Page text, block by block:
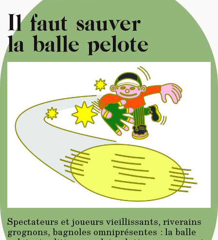
Il faut sauver
la balle pelote
Spectateurs et joueurs vieillissants, riverains
grognons, bagnoles omniprésentes : la balle